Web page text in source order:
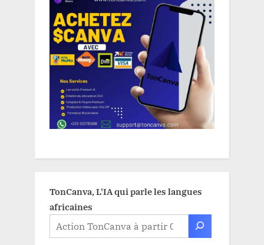
TonCanva, L'IA qui parle les langues
africaines